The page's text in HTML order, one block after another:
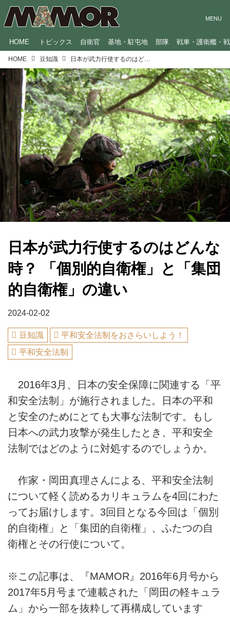
HOME トピックス 自衛官 基地・駐屯地 部隊 戦車・護衛艦・
HOME 豆知識
日本が武力行使するのはどんな
時？ 「個別的自衛権」と「集団
的自衛権」の違い
2024-02-02
豆知識
平和安全法制をおさらいしよう！
平和安全法制
2016年3月、日本の安全保障に関連する「平
和安全法制」が施行されました。日本の平和
と安全のためにとても大事な法制です。もし
日本への武力攻撃が発生したとき、平和安全
法制ではどのように対処するのでしょうか。
作家・岡田真理さんによる、平和安全法制
について軽く読めるカリキュラムを4回にわた
ってお届けします。3回目となる今回は「個別
的自衛権」と「集団的自衛権」、ふたつの自
衛権とその行使について。
※この記事は、『MAMOR』2016年6月号から
2017年5月号まで連載された「岡田の軽キュラ
ム」から一部を抜粋して再構成しています